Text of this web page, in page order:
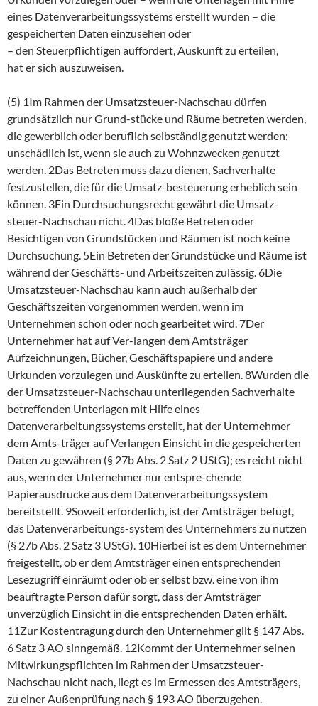
eines Datenverarbeitungssystems erstellt wurden – die
gespeicherten Daten einzusehen oder
– den Steuerpflichtigen auffordert, Auskunft zu erteilen,
hat er sich auszuweisen.
(5) 1Im Rahmen der Umsatzsteuer-Nachschau dürfen
grundsätzlich nur Grund-stücke und Räume betreten werden,
die gewerblich oder beruflich selbständig genutzt werden;
unschädlich ist, wenn sie auch zu Wohnzwecken genutzt
werden. 2Das Betreten muss dazu dienen, Sachverhalte
festzustellen, die für die Umsatz-besteuerung erheblich sein
können. 3Ein Durchsuchungsrecht gewährt die Umsatz-
steuer-Nachschau nicht. 4Das bloße Betreten oder
Besichtigen von Grundstücken und Räumen ist noch keine
Durchsuchung. 5Ein Betreten der Grundstücke und Räume ist
während der Geschäfts- und Arbeitszeiten zulässig. 6Die
Umsatzsteuer-Nachschau kann auch außerhalb der
Geschäftszeiten vorgenommen werden, wenn im
Unternehmen schon oder noch gearbeitet wird. 7Der
Unternehmer hat auf Ver-langen dem Amtsträger
Aufzeichnungen, Bücher, Geschäftspapiere und andere
Urkunden vorzulegen und Auskünfte zu erteilen. 8Wurden die
der Umsatzsteuer-Nachschau unterliegenden Sachverhalte
betreffenden Unterlagen mit Hilfe eines
Datenverarbeitungssystems erstellt, hat der Unternehmer
dem Amts-träger auf Verlangen Einsicht in die gespeicherten
Daten zu gewähren (§ 27b Abs. 2 Satz 2 UStG); es reicht nicht
aus, wenn der Unternehmer nur entspre-chende
Papierausdrucke aus dem Datenverarbeitungssystem
bereitstellt. 9Soweit erforderlich, ist der Amtsträger befugt,
das Datenverarbeitungs-system des Unternehmers zu nutzen
(§ 27b Abs. 2 Satz 3 UStG). 10Hierbei ist es dem Unternehmer
freigestellt, ob er dem Amtsträger einen entsprechenden
Lesezugriff einräumt oder ob er selbst bzw. eine von ihm
beauftragte Person dafür sorgt, dass der Amtsträger
unverzüglich Einsicht in die entsprechenden Daten erhält.
11Zur Kostentragung durch den Unternehmer gilt § 147 Abs.
6 Satz 3 AO sinngemäß. 12Kommt der Unternehmer seinen
Mitwirkungspflichten im Rahmen der Umsatzsteuer-
Nachschau nicht nach, liegt es im Ermessen des Amtsträgers,
zu einer Außenprüfung nach § 193 AO überzugehen.